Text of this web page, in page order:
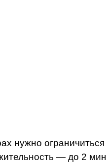
нужно
— до 2